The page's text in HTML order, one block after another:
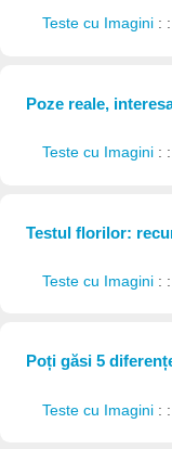
Teste cu Imagini :
Poze reale,
Teste cu Imagini :
Testul florilor:
Teste cu Imagini :
Poți găsi 5
Teste cu Imagini :